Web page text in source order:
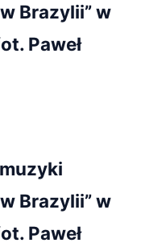
Brazylii” w
Paweł
Brazylii” w
Paweł